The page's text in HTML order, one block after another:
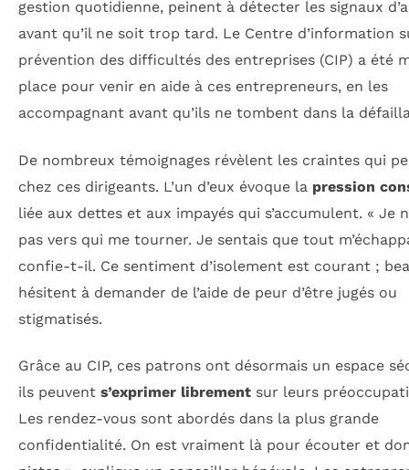
gestion quotidienne, peinent à détecter les signaux
avant qu’il ne soit trop tard. Le Centre d’information
prévention des difficultés des entreprises (CIP) a été
place pour venir en aide à ces entrepreneurs, en les
accompagnant avant qu’ils ne tombent dans la
De nombreux témoignages révèlent les craintes qui
chez ces dirigeants. L’un d’eux évoque la pression
liée aux dettes et aux impayés qui s’accumulent. « Je
pas vers qui me tourner. Je sentais que tout
confie-t-il. Ce sentiment d’isolement est courant ;
hésitent à demander de l’aide de peur d’être jugés ou
stigmatisés.
Grâce au CIP, ces patrons ont désormais un espace
ils peuvent s’exprimer librement sur leurs
Les rendez-vous sont abordés dans la plus grande
confidentialité. On est vraiment là pour écouter et